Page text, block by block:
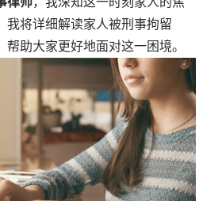
我将详细解读家人被刑事拘留
助大家更好地面对这一困境。